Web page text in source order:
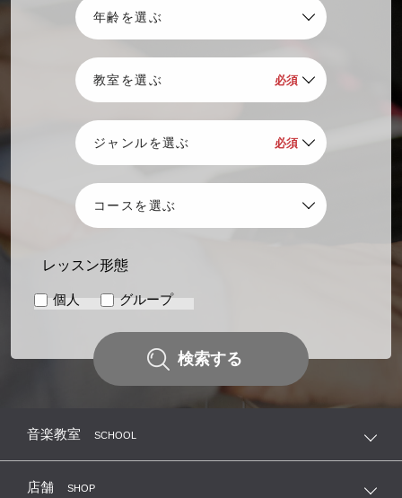
レッスン形態
個人 グループ
検索する
音楽教室 SCHOOL
店舗 SHOP